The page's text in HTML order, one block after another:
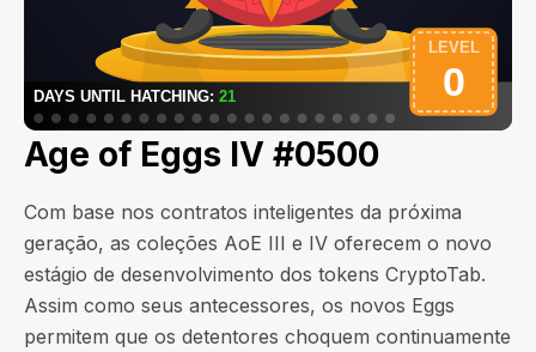
Age of Eggs IV #0500
Com base nos contratos inteligentes da próxima
geração, as coleções AoE III e IV oferecem o novo
estágio de desenvolvimento dos tokens CryptoTab.
Assim como seus antecessores, os novos Eggs
permitem que os detentores choquem continuamente